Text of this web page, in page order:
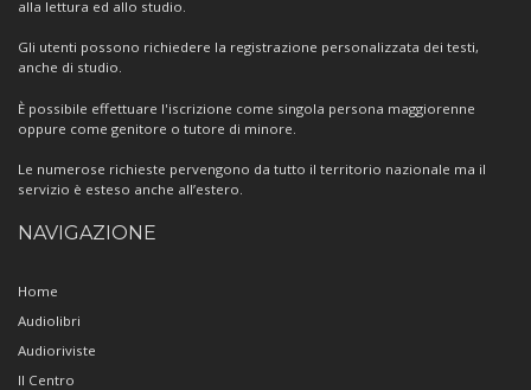
alla lettura ed allo studio.
Gli utenti possono richiedere la registrazione personalizzata dei testi,
anche di studio.
È possibile effettuare l'iscrizione come singola persona maggiorenne
oppure come genitore o tutore di minore.
Le numerose richieste pervengono da tutto il territorio nazionale ma il
servizio è esteso anche all’estero.
NAVIGAZIONE
Home
Audiolibri
Audioriviste
Il Centro